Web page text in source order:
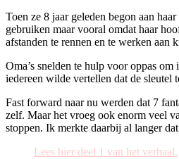
Toen ze 8 jaar geleden begon aan
gebruiken maar vooral omdat haar
afstanden te rennen en te werken aan
Oma’s snelden te hulp voor oppas
iedereen wilde vertellen dat de sleutel
Fast forward naar nu werden dat 7
zelf. Maar het vroeg ook enorm veel
stoppen. Ik merkte daarbij al langer
Lees hier deel 1 van het verhaal.